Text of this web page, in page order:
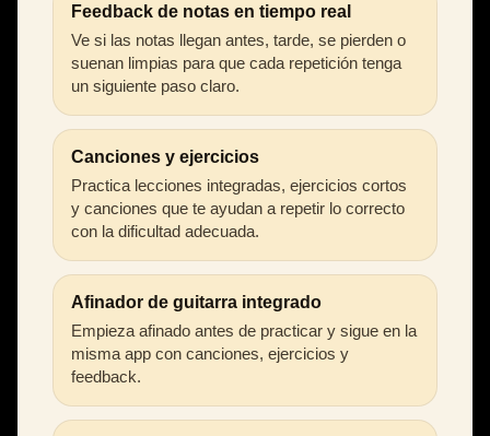
Feedback de notas en tiempo real
Ve si las notas llegan antes, tarde, se pierden o
suenan limpias para que cada repetición tenga
un siguiente paso claro.
Canciones y ejercicios
Practica lecciones integradas, ejercicios cortos
y canciones que te ayudan a repetir lo correcto
con la dificultad adecuada.
Afinador de guitarra integrado
Empieza afinado antes de practicar y sigue en la
misma app con canciones, ejercicios y
feedback.